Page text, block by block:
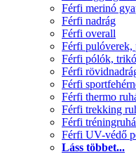
Férfi merinó
Férfi nadrág
Férfi overall
Férfi pulóverek,
Férfi pólók,
Férfi
Férfi
Férfi thermo
Férfi trekking
Férfi
Férfi UV-védő
Láss többet...